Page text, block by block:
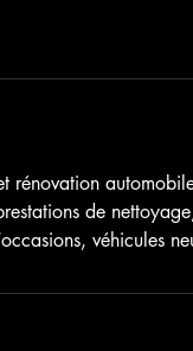
rénovation
de
véhicules